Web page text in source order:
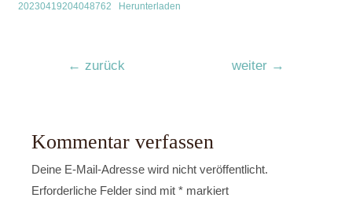
20230419204048762 Herunterladen
← zurück weiter →
Kommentar verfassen
Deine E-Mail-Adresse wird nicht veröffentlicht.
Erforderliche Felder sind mit* markiert